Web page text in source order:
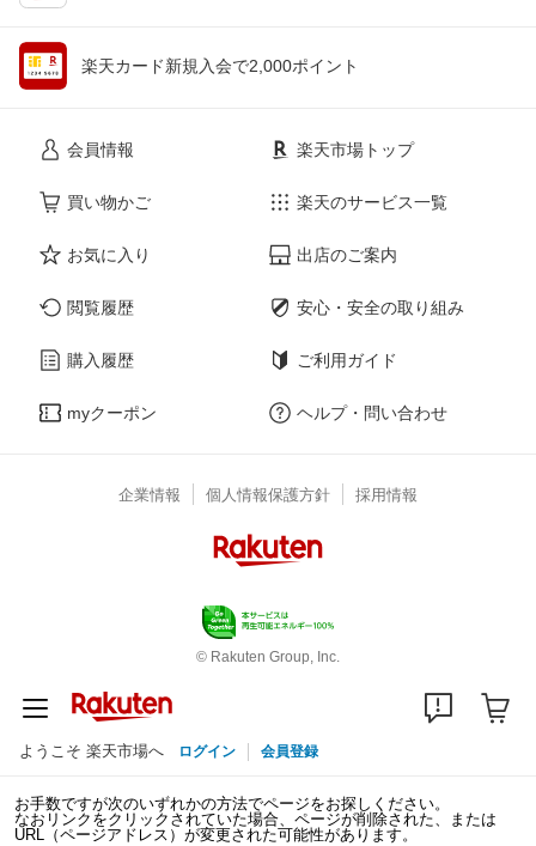
楽天カード新規入会で2,000ポイント
会員情報
買い物かご
お気に入り
閲覧履歴
購入履歴
myクーポン
楽天市場トップ
楽天のサービス一覧
出店のご案内
安心・安全の取り組み
ご利用ガイド
ヘルプ・問い合わせ
企業情報 個人情報保護方針 採用情報
© Rakuten Group, Inc.
ようこそ 楽天市場へ ログイン 会員登録
お手数ですが次のいずれかの方法でページをお探しください。
なおリンクをクリックされていた場合、ページが削除された、または
URL（ページアドレス）が変更された可能性があります。